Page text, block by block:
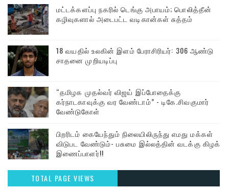
மட்டக்களப்பு நகரில் டெங்கு அபாயம்; பொலித்தீன்
கழிவுகளால் அடைபட்ட வடிகான்கள் சுத்தம்
18 வயதில் உலகின் இளம் பேராசிரியர்: 306 ஆண்டு
சாதனை முறியடிப்பு
“தமிழக முதல்வர் விஜய் இப்போதைக்கு
கர்நாடகாவுக்கு வர வேண்டாம்” - டிகே.சிவகுமார்
வேண்டுகோள்
பிறரிடம் கையேந்தும் நிலையிலிருந்து எமது மக்கள்
விடுபட வேண்டும்- பசுமை இல்லத்தின் வடக்கு கிழக்கு
இணைப்பாளர்!!
TOTAL PAGE VIEWS